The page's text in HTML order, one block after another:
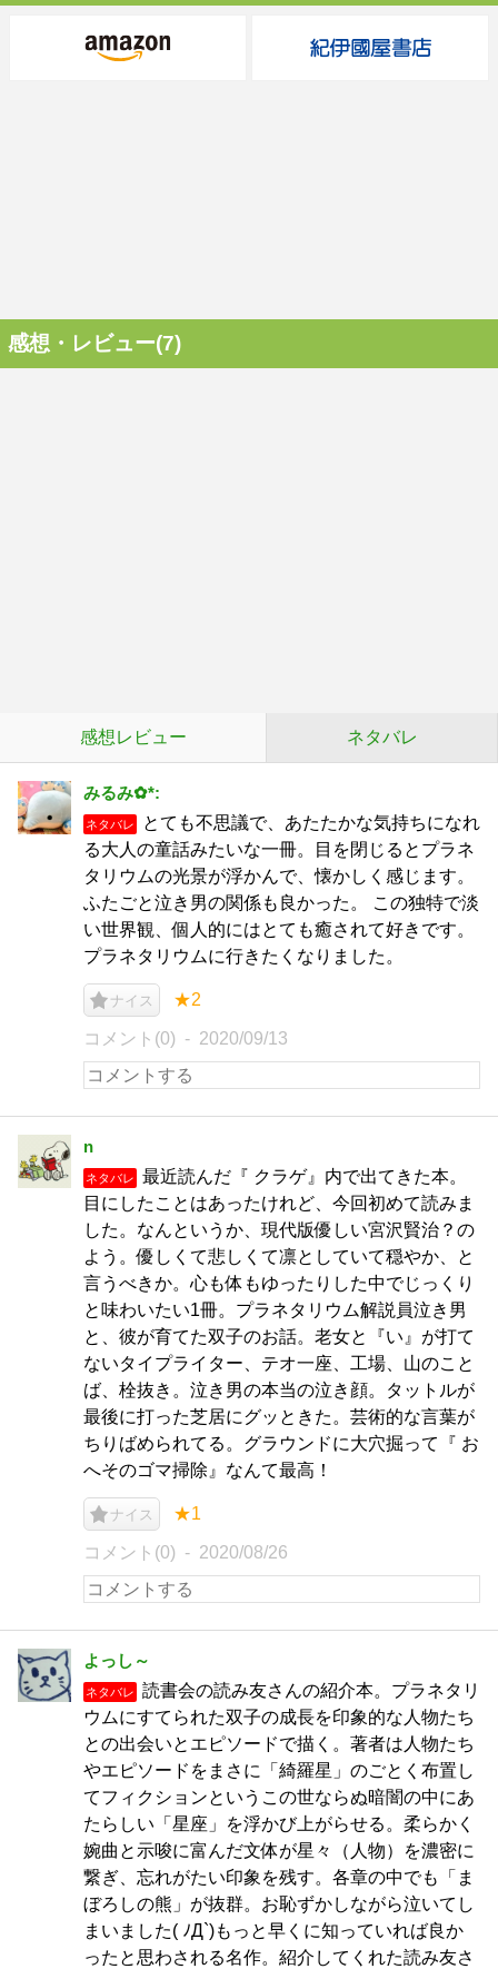
感想・レビュー(7)
感想レビュー ネタバレ
みるみ✿*:
ネタバレ
とても不思議で、あたたかな気持ちになれ
る大人の童話みたいな一冊。目を閉じるとプラネ
タリウムの光景が浮かんで、懐かしく感じます。
ふたごと泣き男の関係も良かった。 この独特で淡
い世界観、個人的にはとても癒されて好きです。
プラネタリウムに行きたくなりました。
ナイス ★2
コメント(0) 2020/09/13
n
ネタバレ
最近読んだ『 クラゲ』内で出てきた本。
目にしたことはあったけれど、今回初めて読みま
した。なんというか、現代版優しい宮沢賢治？の
よう。優しくて悲しくて凛としていて穏やか、と
言うべきか。心も体もゆったりした中でじっくり
と味わいたい1冊。プラネタリウム解説員泣き男
と、彼が育てた双子のお話。老女と『い』が打て
ないタイプライター、テオ一座、工場、山のこと
ば、栓抜き。泣き男の本当の泣き顔。タットルが
最後に打った芝居にグッときた。芸術的な言葉が
ちりばめられてる。グラウンドに大穴掘って『 お
へそのゴマ掃除』なんて最高！
ナイス ★1
コメント(0) 2020/08/26
よっし～
ネタバレ
読書会の読み友さんの紹介本。プラネタリ
ウムにすてられた双子の成長を印象的な人物たち
との出会いとエピソードで描く。著者は人物たち
やエピソードをまさに「綺羅星」のごとく布置し
てフィクションというこの世ならぬ暗闇の中にあ
たらしい「星座」を浮かび上がらせる。柔らかく
婉曲と示唆に富んだ文体が星々（人物）を濃密に
繋ぎ、忘れがたい印象を残す。各章の中でも「ま
ぼろしの熊」が抜群。お恥ずかしながら泣いてし
まいました( ﾉД`)もっと早くに知っていれば良か
ったと思わされる名作。紹介してくれた読み友さ